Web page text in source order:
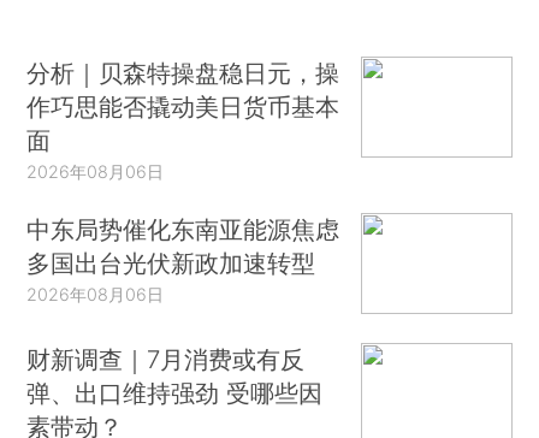
分析｜贝森特操盘稳日元，操
作巧思能否撬动美日货币基本
面
2026年08月06日
中东局势催化东南亚能源焦虑
多国出台光伏新政加速转型
2026年08月06日
财新调查｜7月消费或有反
弹、出口维持强劲 受哪些因
素带动？